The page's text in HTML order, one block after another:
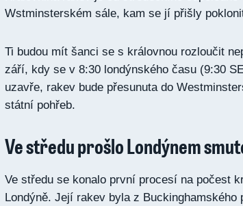
Wstminsterském sále, kam se jí přišly
Ti budou mít šanci se s královnou rozloučit
září, kdy se v 8:30 londýnského času (9:30
uzavře, rakev bude přesunuta do
státní pohřeb.
Ve středu prošlo Londýnem
Ve středu se konalo první procesí na počest
Londýně. Její rakev byla z Buckinghamského